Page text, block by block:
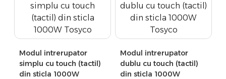
Modul intrerupator
simplu cu touch (tactil)
din sticla 1000W
Modul intrerupator
dublu cu touch (tactil)
din sticla 1000W